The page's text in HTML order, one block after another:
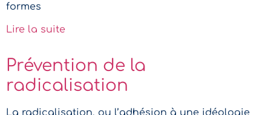
formes
Lire la suite
Prévention de la
radicalisation
La radicalisation, ou l’adhésion à une idéologie